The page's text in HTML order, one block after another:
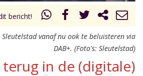
bericht!
vanaf nu ook te beluisteren via
DAB+. (Foto's: Sleutelstad)
in de (digitale)